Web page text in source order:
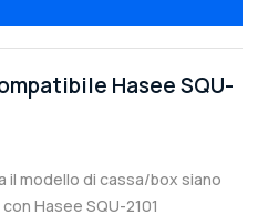
Hasee SQU-
il modello di cassa/box siano
Hasee SQU-2101